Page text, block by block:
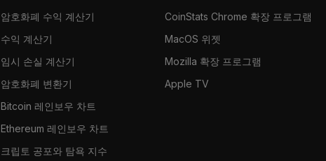
암호화폐 수익 계산기
수익 계산기
임시 손실 계산기
암호화폐 변환기
Bitcoin 레인보우 차트
Ethereum 레인보우 차트
크립토 공포와 탐욕 지수
CoinStats Chrome 확장 프로그램
MacOS 위젯
Mozilla 확장 프로그램
Apple TV